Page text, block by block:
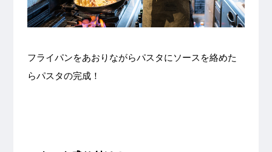
フライパンをあおりながらパスタにソースを絡めた
らパスタの完成！